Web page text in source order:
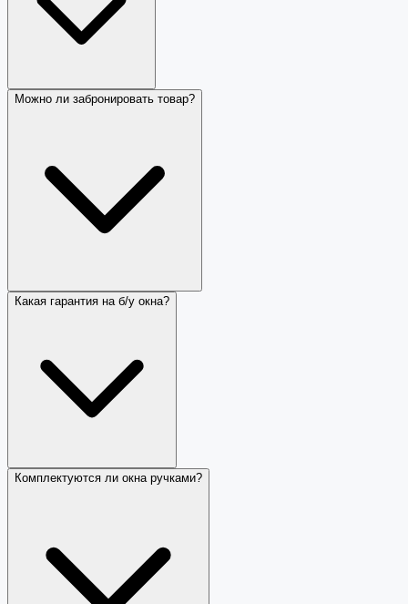
Можно ли забронировать товар?
Какая гарантия на б/у окна?
Комплектуются ли окна ручками?